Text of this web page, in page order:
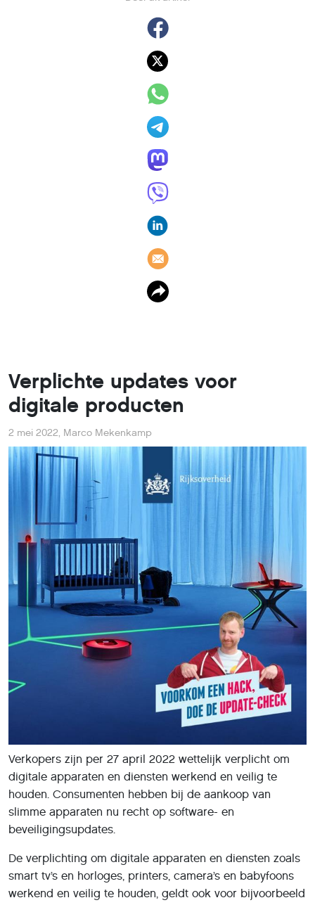
Verplichte updates voor
digitale producten
2 mei 2022, Marco Mekenkamp
Verkopers zijn per 27 april 2022 wettelijk verplicht om
digitale apparaten en diensten werkend en veilig te
houden. Consumenten hebben bij de aankoop van
slimme apparaten nu recht op software- en
beveiligingsupdates.
De verplichting om digitale apparaten en diensten zoals
smart tv’s en horloges, printers, camera’s en babyfoons
werkend en veilig te houden, geldt ook voor bijvoorbeeld